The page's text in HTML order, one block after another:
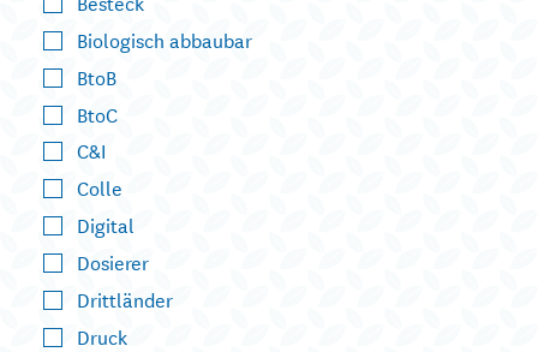
Biologisch abbaubar
BtoB
BtoC
C&I
Colle
Digital
Dosierer
Drittländer
Druck